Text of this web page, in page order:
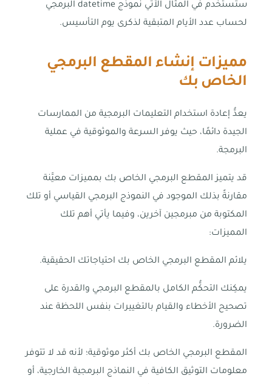
ستستخدم في المثال الآتي نموذج datetime البرمجي
لحساب عدد الأيام المتبقية لذكرى يوم التأسيس.
مميزات إنشاء المقطع البرمجي
الخاص بك
يعدُّ إعادة استخدام التعليمات البرمجية من الممارسات
الجيدة دائمًا، حيث يوفر السرعة والموثوقية في عملية
البرمجة.
قد يتميز المقطع البرمجي الخاص بك بمميزات معيَّنة
مقارنةً بذلك الموجود في النموذج البرمجي القياسي أو تلك
المكتوبة من مبرمجين آخرين، وفيما يأتي أهم تلك
المميزات:
يلائم المقطع البرمجي الخاص بك احتياجاتك الحقيقية.
يمكِنك التحكُّم الكامل بالمقطع البرمجي والقدرة على
تصحيح الأخطاء والقيام بالتغييرات بنفس اللحظة عند
الضرورة.
المقطع البرمجي الخاص بك أكثر موثوقية؛ لأنه قد لا تتوفر
معلومات التوثيق الكافية في النماذج البرمجية الخارجية، أو